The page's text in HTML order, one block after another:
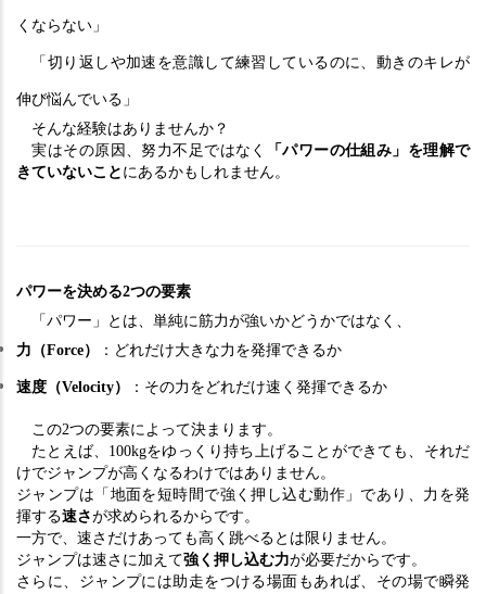
くならない」
「切り返しや加速を意識して練習しているのに、動きのキレが
伸び悩んでいる」
そんな経験はありませんか？
実はその原因、努力不足ではなく
「パワーの仕組み」を理解で
きていないこと にあるかもしれません。
パワーを決める2つの要素
「パワー」とは、単純に筋力が強いかどうかではなく、
力（Force）
：どれだけ大きな力を発揮できるか
速度（Velocity） ：その力をどれだけ速く発揮できるか
この2つの要素によって決まります。
たとえば、100kgをゆっくり持ち上げることができても、それだ
けでジャンプが高くなるわけではありません。
ジャンプは「地面を短時間で強く押し込む動作」であり、力を発
揮する速さが求められるからです。
一方で、速さだけあっても高く跳べるとは限りません。
ジャンプは速さに加えて強く押し込む力が必要だからです。
さらに、ジャンプには助走をつける場面もあれば、その場で瞬発